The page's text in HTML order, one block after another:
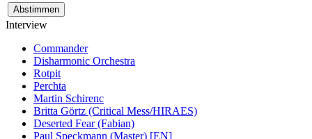
Interview
Commander
Disharmonic Orchestra
Rotpit
Perchta
Martin Schirenc
Britta Görtz (Critical Mess/HIRAES)
Deserted Fear (Fabian)
Paul Speckmann (Master) [EN]